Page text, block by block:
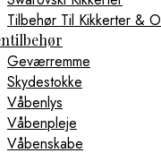
Tilbehør Til Kikkerter &
Geværremme
Skydestokke
Våbenlys
Våbenpleje
Våbenskabe